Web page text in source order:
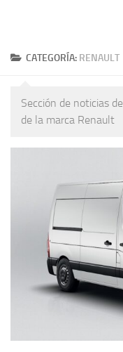
CATEGORÍA: RENAULT
Sección de noticias
de la marca Renault